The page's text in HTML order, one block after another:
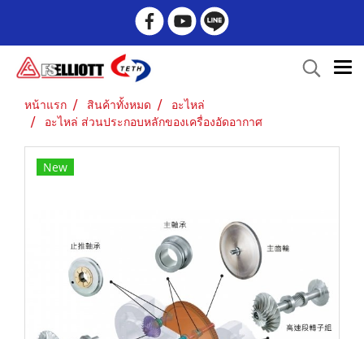
หน้าแรก สินค้าทั้งหมด
อะไหล่
อะไหล่ ส่วนประกอบหลักของเครื่องอัดอากาศ
New